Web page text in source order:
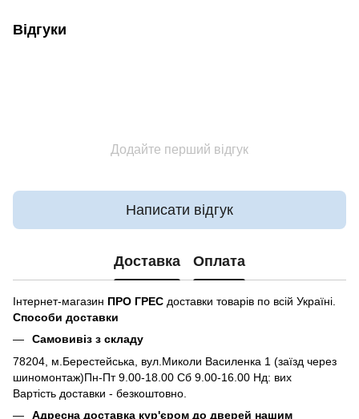
Відгуки
Додайте перший відгук
Написати відгук
Доставка Оплата
Інтернет-магазин ПРО ГРЕС доставки товарів по всій Україні.
Способи доставки
Самовивіз з складу
78204, м.Берестейська, вул.Миколи Василенка 1 (заїзд через
шиномонтаж)Пн-Пт 9.00-18.00 Сб 9.00-16.00 Нд: вих
Вартість доставки - безкоштовно.
Адресна доставка кур'єром до дверей нашим